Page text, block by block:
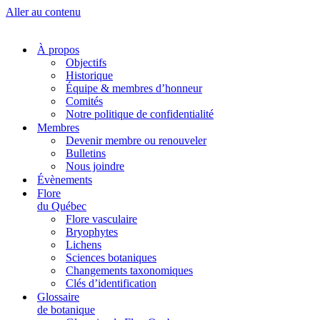
Aller au contenu
À propos
Objectifs
Historique
Équipe & membres d’honneur
Comités
Notre politique de confidentialité
Membres
Devenir membre ou renouveler
Bulletins
Nous joindre
Évènements
Flore
du Québec
Flore vasculaire
Bryophytes
Lichens
Sciences botaniques
Changements taxonomiques
Clés d’identification
Glossaire
de botanique